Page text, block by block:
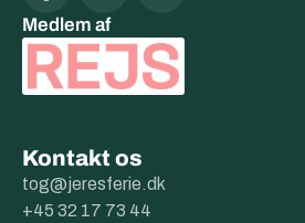
Medlem af
Kontakt os
tog@jeresferie.dk
+45 32 17 73 44